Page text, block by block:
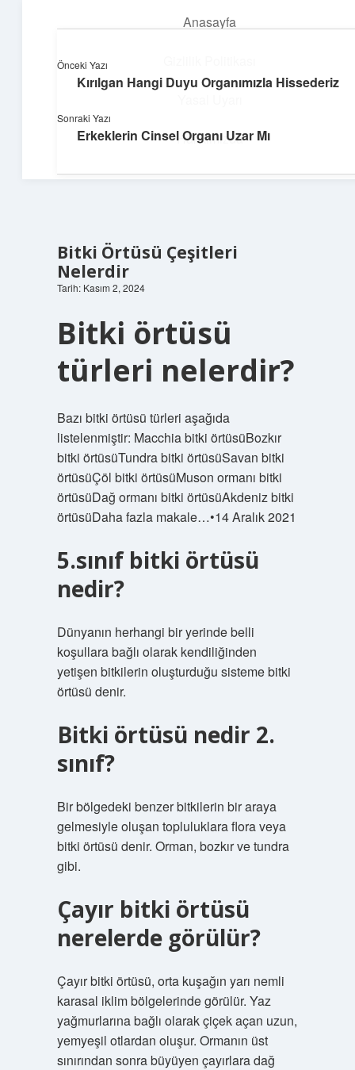
Anasayfa
Hakkımızda
Topluluk ve İlham
Bitki Örtüsü Çeşitleri
Nelerdir
Tarih: Kasım 2, 2024
Bitki örtüsü
türleri nelerdir?
Bazı bitki örtüsü türleri aşağıda
listelenmiştir: Macchia bitki örtüsüBozkır
bitki örtüsüTundra bitki örtüsüSavan bitki
örtüsüÇöl bitki örtüsüMuson ormanı bitki
örtüsüDağ ormanı bitki örtüsüAkdeniz bitki
örtüsüDaha fazla makale…•14 Aralık 2021
5.sınıf bitki örtüsü
nedir?
Dünyanın herhangi bir yerinde belli
koşullara bağlı olarak kendiliğinden
yetişen bitkilerin oluşturduğu sisteme bitki
örtüsü denir.
Bitki örtüsü nedir 2.
sınıf?
Bir bölgedeki benzer bitkilerin bir araya
gelmesiyle oluşan topluluklara flora veya
bitki örtüsü denir. Orman, bozkır ve tundra
gibi.
Çayır bitki örtüsü
nerelerde görülür?
Çayır bitki örtüsü, orta kuşağın yarı nemli
karasal iklim bölgelerinde görülür. Yaz
yağmurlarına bağlı olarak çiçek açan uzun,
yemyeşil otlardan oluşur. Ormanın üst
sınırından sonra büyüyen çayırlara dağ
Önceki Yazı
Kırılgan Hangi Duyu Organımızla Hissederiz
Sonraki Yazı
Erkeklerin Cinsel Organı Uzar Mı